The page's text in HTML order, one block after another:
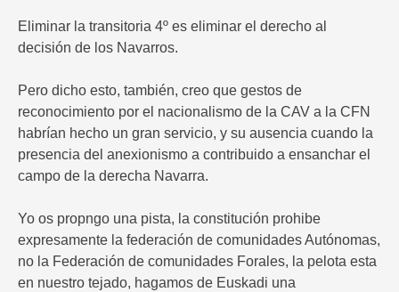
Eliminar la transitoria 4º es eliminar el derecho al
decisión de los Navarros.
Pero dicho esto, también, creo que gestos de
reconocimiento por el nacionalismo de la CAV a la CFN
habrían hecho un gran servicio, y su ausencia cuando la
presencia del anexionismo a contribuido a ensanchar el
campo de la derecha Navarra.
Yo os propngo una pista, la constitución prohibe
expresamente la federación de comunidades Autónomas,
no la Federación de comunidades Forales, la pelota esta
en nuestro tejado, hagamos de Euskadi una